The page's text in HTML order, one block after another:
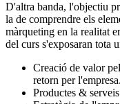
D'altra banda, l'objectiu
la de comprendre els
màrqueting en la realitat
del curs s'exposaran tota
Creació de valor
retorn per l'empresa.
Productes &